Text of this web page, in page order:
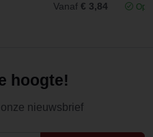
Vanaf € 3,84 Op
hoogte!
nieuwsbrief